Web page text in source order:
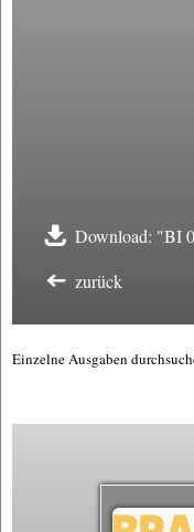
Download: "BI
zurück
Einzelne Ausgaben